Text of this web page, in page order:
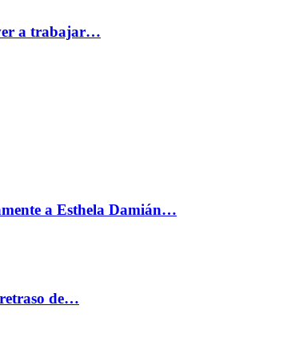
a trabajar…
a Esthela Damián…
de…